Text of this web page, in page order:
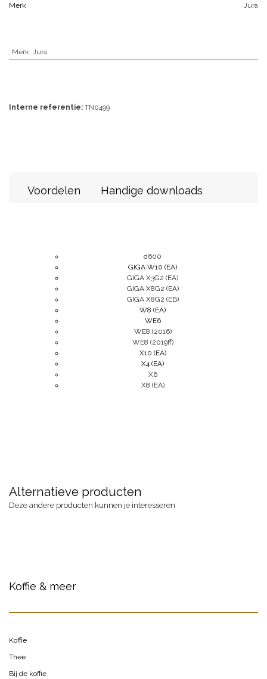
Merk Jura
Merk: Jura
Interne referentie: TN0499
Voordelen Handige downloads
d600
GIGA W10 (EA)
GIGA X3G2 (EA)
GIGA X8G2 (EA)
GIGA X8G2 (EB)
W8 (EA)
WE6
WE8 (2016)
WE8 (2019ff)
X10 (EA)
X4 (EA)
X6
X8 (EA)
Alternatieve producten
Deze andere producten kunnen je interesseren
Koffie & meer
Koffie
Thee
Bij de koffie